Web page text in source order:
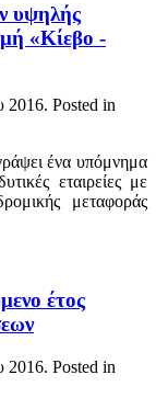
υψηλής
«Κίεβο -
2016. Posted in
ένα υπόμνημα
εταιρείες με
μεταφοράς
έτος
2016. Posted in